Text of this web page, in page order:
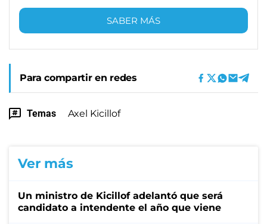
SABER MÁS
Para compartir en redes
Temas Axel Kicillof
Ver más
Un ministro de Kicillof adelantó que será
candidato a intendente el año que viene